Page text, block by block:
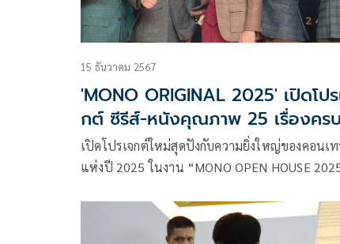
15 ธันวาคม 2567
'MONO ORIGINAL 2025' เปิดโปร
กต์ ซีรีส์-หนังคุณภาพ 25 เรื่องคร
เปิดโปรเจกต์ใหม่สุดปังกับความยิ่งใหญ่ของคอนเ
แห่งปี 2025 ในงาน “MONO OPEN HOUSE
แพลตฟอร์มหลัก ได้แก่ “สถานีโทรทัศน์ช่อง